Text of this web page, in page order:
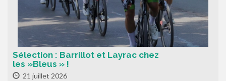
Sélection : Barrillot et Layrac chez
les »Bleus » !
21 juillet 2026